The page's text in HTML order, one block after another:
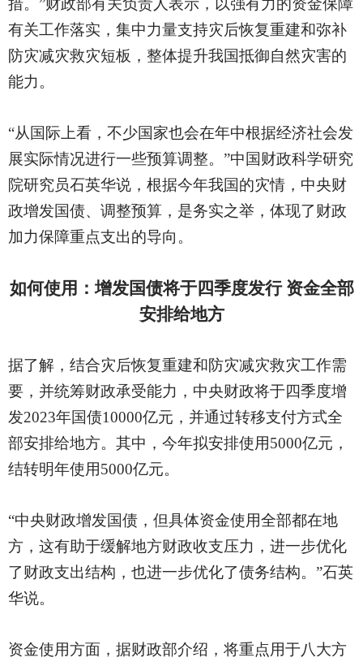
措。”财政部有关负责人表示，以强有力的资金保障
有关工作落实，集中力量支持灾后恢复重建和弥补
防灾减灾救灾短板，整体提升我国抵御自然灾害的
能力。
“从国际上看，不少国家也会在年中根据经济社会发
展实际情况进行一些预算调整。”中国财政科学研究
院研究员石英华说，根据今年我国的灾情，中央财
政增发国债、调整预算，是务实之举，体现了财政
加力保障重点支出的导向。
如何使用：增发国债将于四季度发行 资金全部
安排给地方
据了解，结合灾后恢复重建和防灾减灾救灾工作需
要，并统筹财政承受能力，中央财政将于四季度增
发2023年国债10000亿元，并通过转移支付方式全
部安排给地方。其中，今年拟安排使用5000亿元，
结转明年使用5000亿元。
“中央财政增发国债，但具体资金使用全部都在地
方，这有助于缓解地方财政收支压力，进一步优化
了财政支出结构，也进一步优化了债务结构。”石英
华说。
资金使用方面，据财政部介绍，将重点用于八大方